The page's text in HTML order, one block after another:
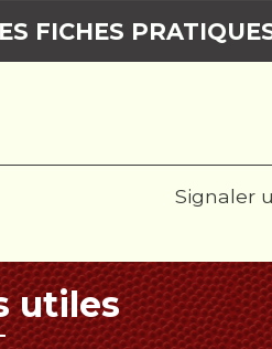
FICHES
Signaler
utiles